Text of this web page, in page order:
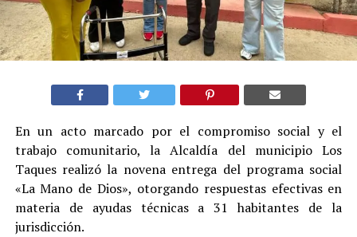
En un acto marcado por el compromiso social y el
trabajo comunitario, la Alcaldía del municipio Los
Taques realizó la novena entrega del programa social
«La Mano de Dios», otorgando respuestas efectivas en
materia de ayudas técnicas a 31 habitantes de la
jurisdicción.